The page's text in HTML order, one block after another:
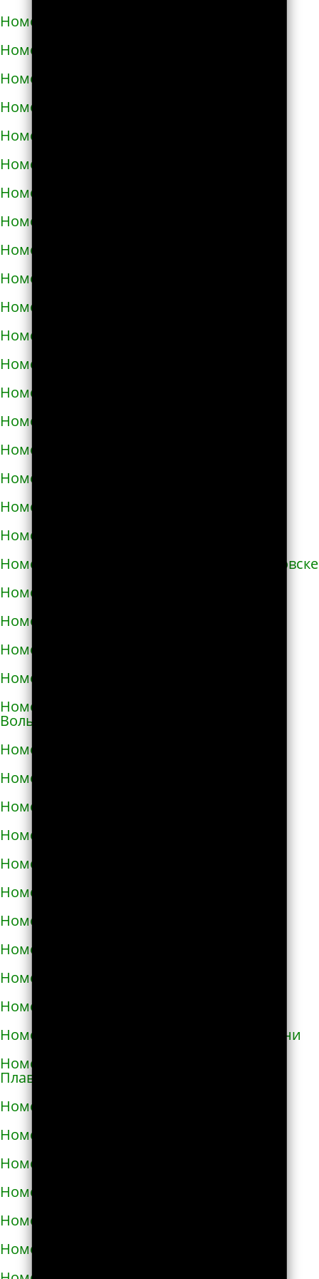
Номера телефонов такси в Богодухове
Номера телефонов такси в Богуславе
Номера телефонов такси в Болграде
Номера телефонов такси в Болехове
Номера телефонов такси в Борзне
Номера телефонов такси в Бориславе
Номера телефонов такси в Борисполе
Номера телефонов такси в Бородянке
Номера телефонов такси в Борщёве
Номера телефонов такси в Боярке
Номера телефонов такси в Броварах
Номера телефонов такси в Бродах
Номера телефонов такси в Бурштыне
Номера телефонов такси в Буче
Номера телефонов такси в Бучаче
Номера телефонов такси в Вараше
Номера телефонов такси в Васильевке
Номера телефонов такси в Василькове
Номера телефонов такси в Ватутино
Номера телефонов такси в Верхнеднепровске
Номера телефонов такси в Винниках
Номера телефонов такси в Виннице
Номера телефонов такси в Виноградове
Номера телефонов такси в Вишнёвом
Номера телефонов такси во Владимире-
Волынском
Номера телефонов такси в Вознесенске
Номера телефонов такси в Волочиске
Номера телефонов такси в Вольногорске
Номера телефонов такси в Вольнянске
Номера телефонов такси в Вышгороде
Номера телефонов такси в Гайвороне
Номера телефонов такси в Гайсине
Номера телефонов такси в Геническе
Номера телефонов такси в Глухове
Номера телефонов такси в Гнивани
Номера телефонов такси в Голой Пристани
Номера телефонов такси в Горишних
Плавнях
Номера телефонов такси в Городище
Номера телефонов такси в Городке
Номера телефонов такси в Городке
Номера телефонов такси в Гостомеле
Номера телефонов такси в Гребёнке
Номера телефонов такси в Дергачах